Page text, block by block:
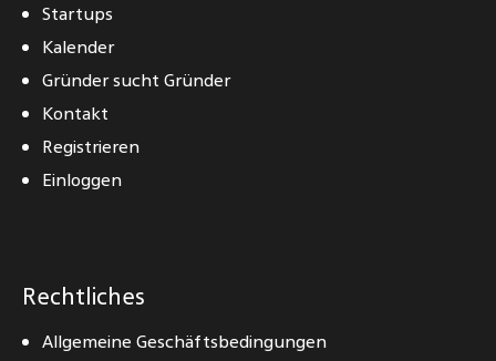
Startups
Kalender
Gründer sucht Gründer
Kontakt
Registrieren
Einloggen
Rechtliches
Allgemeine Geschäftsbedingungen